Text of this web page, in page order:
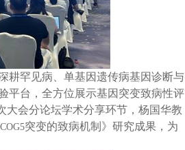
耕罕见病、单基因遗传病基因诊断与
平台，全方位展示基因突变致病性评
大会分论坛学术分享环节，杨国华教
COG5突变的致病机制》研究成果，为